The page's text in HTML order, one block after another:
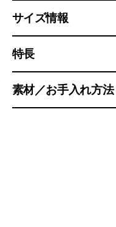
サイズ情報
特長
素材／お手入れ方法